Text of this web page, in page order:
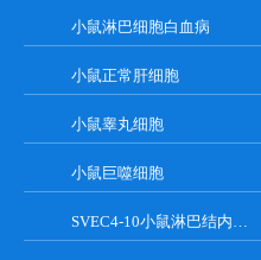
小鼠淋巴细胞白血病
小鼠正常肝细胞
小鼠睾丸细胞
小鼠巨噬细胞
SVEC4-10小鼠淋巴结内皮细胞